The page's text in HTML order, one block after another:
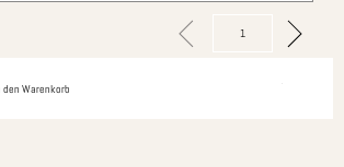
den Warenkorb